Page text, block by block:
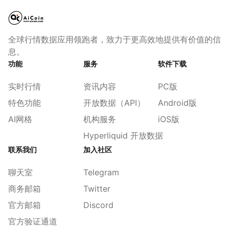
全球行情数据应用领跑者，致力于更高效地提供有价值的信
息。
功能
实时行情
特色功能
AI网格
服务
资讯内容
开放数据（API）
机构服务
Hyperliquid 开放数据
软件下载
PC版
Android版
iOS版
联系我们
聊天室
商务邮箱
官方邮箱
官方验证通道
加入社区
Telegram
Twitter
Discord